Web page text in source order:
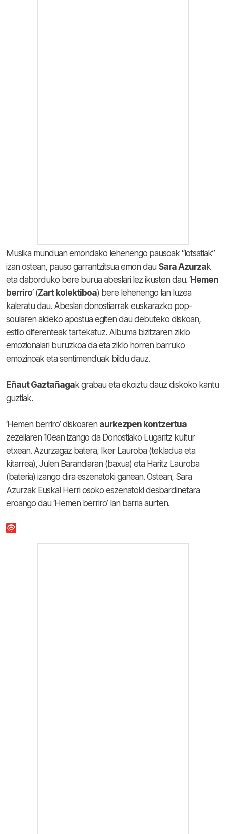
Musika munduan emondako lehenengo pausoak “lotsatiak”
izan ostean, pauso garrantzitsua emon dau Sara Azurzak
eta daborduko bere burua abeslari lez ikusten dau. ‘Hemen
berriro‘ (Zart kolektiboa) bere lehenengo lan luzea
kaleratu dau. Abeslari donostiarrak euskarazko pop-
soularen aldeko apostua egiten dau debuteko diskoan,
estilo diferenteak tartekatuz. Albuma bizitzaren ziklo
emozionalari buruzkoa da eta ziklo horren barruko
emozinoak eta sentimenduak bildu dauz.
Eñaut Gaztañagak grabau eta ekoiztu dauz diskoko kantu
guztiak.
‘Hemen berriro’ diskoaren aurkezpen kontzertua
zezeilaren 10ean izango da Donostiako Lugaritz kultur
etxean. Azurzagaz batera, Iker Lauroba (tekladua eta
kitarrea), Julen Barandiaran (baxua) eta Haritz Lauroba
(bateria) izango dira eszenatoki ganean. Ostean, Sara
Azurzak Euskal Herri osoko eszenatoki desbardinetara
eroango dau ‘Hemen berriro’ lan barria aurten.